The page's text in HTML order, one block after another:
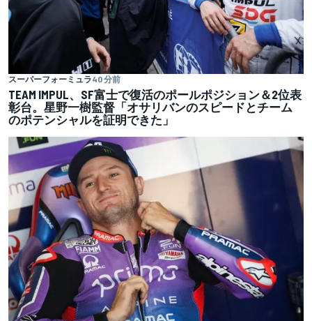
スーパーフォーミュラ40 分前
TEAM IMPUL、SF富士で復活のポールポジション＆2位表
彰台。星野一樹監督「オサリバンのスピードとチーム
のポテンシャルを証明できた」